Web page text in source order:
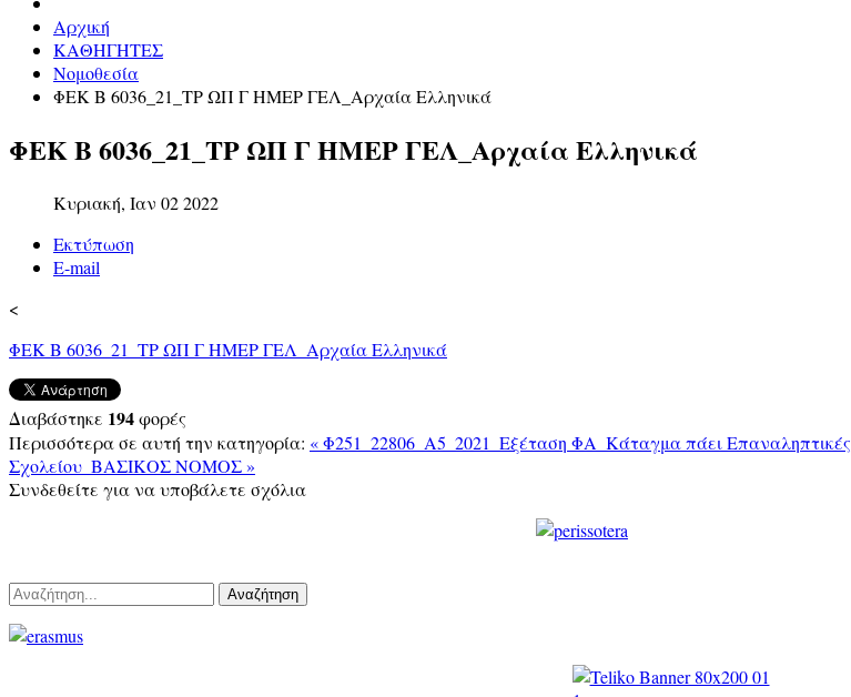
Αρχική
ΚΑΘΗΓΗΤΕΣ
Νομοθεσία
ΦΕΚ Β 6036_21_ΤΡ ΩΠ Γ ΗΜΕΡ ΓΕΛ_Αρχαία Ελληνικά
ΦΕΚ Β 6036_21_ΤΡ ΩΠ Γ ΗΜΕΡ ΓΕΛ_Αρχαία Ελληνικά
Κυριακή, Ιαν 02 2022
Εκτύπωση
E-mail
<
ΦΕΚ Β 6036_21_ΤΡ ΩΠ Γ ΗΜΕΡ ΓΕΛ_Αρχαία Ελληνικά
Διαβάστηκε 194φορές
Περισσότερα σε αυτή την κατηγορία: « Φ251_22806_Α5_2021_Εξέταση ΦΑ_Κάταγμα πάει Επαναληπτικές
Σχολείου_ΒΑΣΙΚΟΣ ΝΟΜΟΣ »
Συνδεθείτε για να υποβάλετε σχόλια
Αναζήτηση